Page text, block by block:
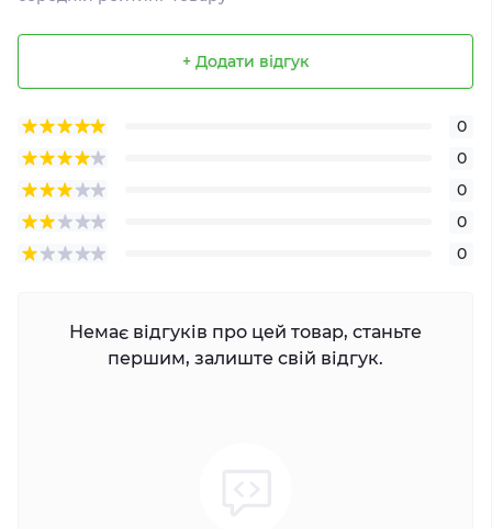
+ Додати відгук
0
0
0
0
0
Немає відгуків про цей товар, станьте
першим, залиште свій відгук.